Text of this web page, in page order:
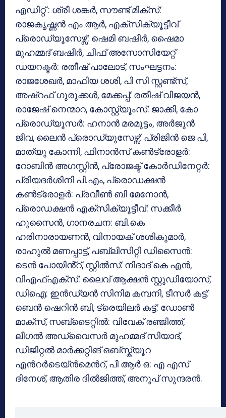
എഡിറ്റ് : ശ്രീ ശങ്കർ, സൗണ്ട് മിക്സ്:
രാജകൃഷ്ണൻ എം ആർ, എക്സിക്യൂട്ടീവ്
പ്രൊഡ്യൂസേഴ്സ്: ഷെമി ബഷീര്‍, ഷൈമാ
മുഹമ്മദ്‌ ബഷീര്‍, ചീഫ് അസോസിയേറ്റ്
ഡയറക്ടർ: രതീഷ് പാലോട്, സംഘട്ടനം:
രാജശേഖർ, മാഫിയ ശശി, പി സി സ്റ്റണ്ട്സ്,
അഷ്റഫ് ഗുരുക്കൾ, മേക്കപ്പ്: രതീഷ് വിജയൻ,
രാജേഷ് നെന്മാറ, കോസ്റ്റ്യൂംസ്: ജാക്കി, കോ
പ്രൊഡ്യൂസർ: ഹനാൻ മരമുട്ടം, അർജുൻ
ജീവ, ലൈൻ പ്രൊഡ്യൂസേഴ്സ്: പ്രിജിൻ ജെ പി,
മാത്യു കോന്നി, ഫിനാൻസ് കൺട്രോളർ:
റോബിൻ അഗസ്റ്റിൻ, പ്രോജക്ട് കോർഡിനേറ്റർ:
പ്രിയദർശിനി പി.എം, പ്രൊഡക്ഷൻ
കൺട്രോളർ: പ്രവീൺ ബി മേനോൻ,
പ്രൊഡക്ഷൻ എക്സിക്യൂട്ടീവ്: സക്കീർ
ഹുസൈൻ, ഗാനരചന: ബി.കെ
ഹരിനാരായണൻ, വിനായക് ശശികുമാർ,
രാഹുൽ മണപ്പാട്ട്, പബ്ലിസിറ്റി ഡിസൈൻ:
ടെന്‍ പോയിൻ്റ്, സ്റ്റിൽസ്: നിദാദ് കെ എൻ,
വിഎഫ്എക്സ്: ലൈവ് ആക്ഷൻ സ്റ്റുഡിയോസ്,
ഡിഐ: ഇൻഡ്യൻ സിനിമ കമ്പനി, ടീസർ കട്ട്:
ബെൻ ഷെറിൻ ബി, ട്രെയിലർ കട്ട്: ഡോൺ
മാക്സ്, സബ്‍ടൈറ്റിൽ: വിവേക് രഞ്ജിത്ത്,
ലീഗൽ അഡ്വൈസർ മുഹമ്മദ് സിയാദ്,
ഡിജിറ്റൽ മാർക്കറ്റിങ് ഒബ്സ്ക്യൂറ
എന്‍റർടെയ്ൻമെന്‍റ്, പി ആര്‍ ഒ: എ എസ്
ദിനേശ്, ആതിര ദിൽജിത്ത്, അനൂപ് സുന്ദരൻ.